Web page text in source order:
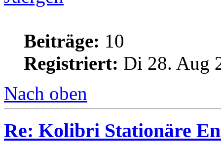
Beiträge: 10
Registriert: Di 28. Aug
Nach oben
Re: Kolibri Stationäre